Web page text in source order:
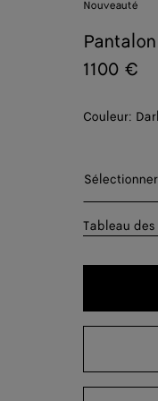
Nouveauté
1100 €
Couleur:
44
50
Tableau